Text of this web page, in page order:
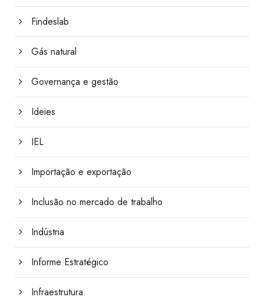
Findeslab
Gás natural
Governança e gestão
Ideies
IEL
Importação e exportação
Inclusão no mercado de trabalho
Indústria
Informe Estratégico
Infraestrutura